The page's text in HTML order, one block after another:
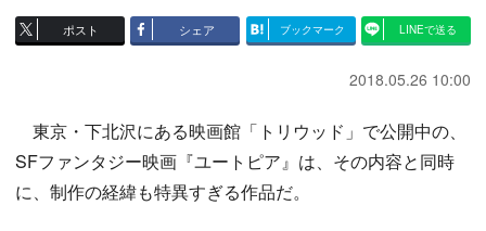
ポスト シェア ブックマーク LINEで送る
2018.05.26 10:00
東京・下北沢にある映画館「トリウッド」で公開中の、
SFファンタジー映画『ユートピア』は、その内容と同時
に、制作の経緯も特異すぎる作品だ。